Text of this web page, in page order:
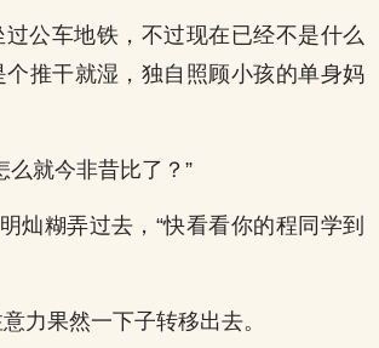
公车地铁，不过现在已经不是什么
推干就湿，独自照顾小孩的单身妈
么就今非昔比了？”
灿糊弄过去，“快看看你的程同学到
力果然一下子转移出去。